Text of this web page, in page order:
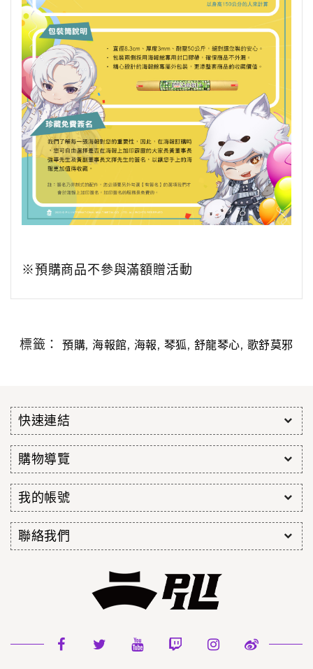
※預購商品不參與滿額贈活動
標籤：預購, 海報館, 海報, 琴狐, 舒龍琴心, 歌舒莫邪
快速連結
購物導覽
我的帳號
聯絡我們